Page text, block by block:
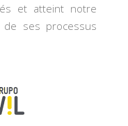
et atteint notre
de ses processus